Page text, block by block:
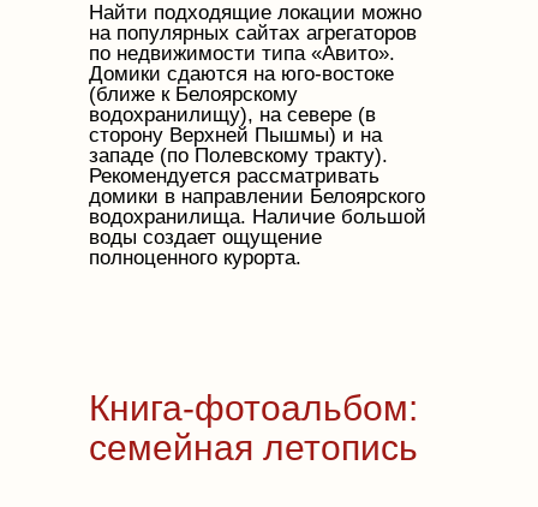
Найти подходящие локации можно
на популярных сайтах агрегаторов
по недвижимости типа «Авито».
Домики сдаются на юго-востоке
(ближе к Белоярскому
водохранилищу), на севере (в
сторону Верхней Пышмы) и на
западе (по Полевскому тракту).
Рекомендуется рассматривать
домики в направлении Белоярского
водохранилища. Наличие большой
воды создает ощущение
полноценного курорта.
Книга-фотоальбом:
семейная летопись